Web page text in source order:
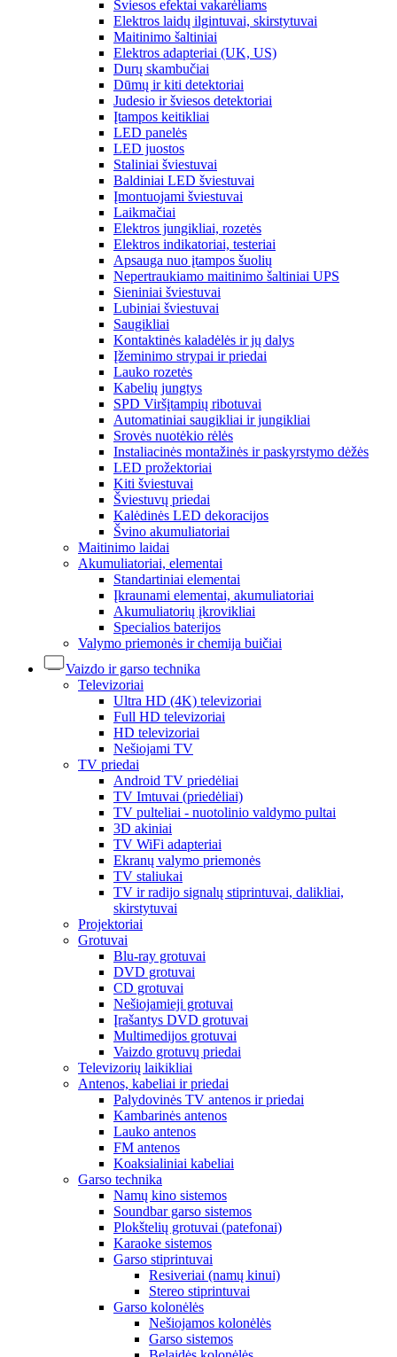
Šviesos efektai vakarėliams
Elektros laidų ilgintuvai, skirstytuvai
Maitinimo šaltiniai
Elektros adapteriai (UK, US)
Durų skambučiai
Dūmų ir kiti detektoriai
Judesio ir šviesos detektoriai
Įtampos keitikliai
LED panelės
LED juostos
Staliniai šviestuvai
Baldiniai LED šviestuvai
Įmontuojami šviestuvai
Laikmačiai
Elektros jungikliai, rozetės
Elektros indikatoriai, testeriai
Apsauga nuo įtampos šuolių
Nepertraukiamo maitinimo šaltiniai UPS
Sieniniai šviestuvai
Lubiniai šviestuvai
Saugikliai
Kontaktinės kaladėlės ir jų dalys
Įžeminimo strypai ir priedai
Lauko rozetės
Kabelių jungtys
SPD Viršįtampių ribotuvai
Automatiniai saugikliai ir jungikliai
Srovės nuotėkio rėlės
Instaliacinės montažinės ir paskyrstymo dėžės
LED prožektoriai
Kiti šviestuvai
Šviestuvų priedai
Kalėdinės LED dekoracijos
Švino akumuliatoriai
Maitinimo laidai
Akumuliatoriai, elementai
Standartiniai elementai
Įkraunami elementai, akumuliatoriai
Akumuliatorių įkrovikliai
Specialios baterijos
Valymo priemonės ir chemija buičiai
Vaizdo ir garso technika
Televizoriai
Ultra HD (4K) televizoriai
Full HD televizoriai
HD televizoriai
Nešiojami TV
TV priedai
Android TV priedėliai
TV Imtuvai (priedėliai)
TV pulteliai - nuotolinio valdymo pultai
3D akiniai
TV WiFi adapteriai
Ekranų valymo priemonės
TV staliukai
TV ir radijo signalų stiprintuvai, dalikliai,
skirstytuvai
Projektoriai
Grotuvai
Blu-ray grotuvai
DVD grotuvai
CD grotuvai
Nešiojamieji grotuvai
Įrašantys DVD grotuvai
Multimedijos grotuvai
Vaizdo grotuvų priedai
Televizorių laikikliai
Antenos, kabeliai ir priedai
Palydovinės TV antenos ir priedai
Kambarinės antenos
Lauko antenos
FM antenos
Koaksialiniai kabeliai
Garso technika
Namų kino sistemos
Soundbar garso sistemos
Plokštelių grotuvai (patefonai)
Karaoke sistemos
Garso stiprintuvai
Resiveriai (namų kinui)
Stereo stiprintuvai
Garso kolonėlės
Nešiojamos kolonėlės
Garso sistemos